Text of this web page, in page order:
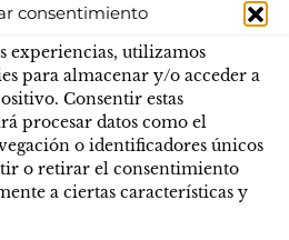
consentimiento
experiencias, utilizamos
para almacenar y/o acceder a
Consentir estas
procesar datos como el
o identificadores únicos
o retirar el consentimiento
a ciertas características y
estos cambios vendrá
caso, por la vigencia de
trabajo aprobados por la
la Comisión
tras la
expediente de
una nueva mesa de